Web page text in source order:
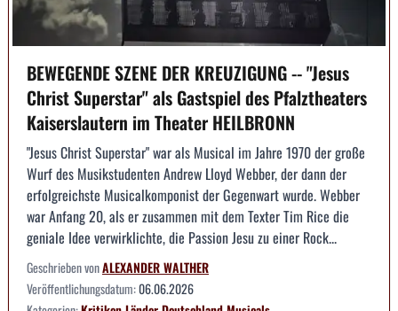
BEWEGENDE SZENE DER KREUZIGUNG -- "Jesus
Christ Superstar" als Gastspiel des Pfalztheaters
Kaiserslautern im Theater HEILBRONN
"Jesus Christ Superstar" war als Musical im Jahre 1970 der große
Wurf des Musikstudenten Andrew Lloyd Webber, der dann der
erfolgreichste Musicalkomponist der Gegenwart wurde. Webber
war Anfang 20, als er zusammen mit dem Texter Tim Rice die
geniale Idee verwirklichte, die Passion Jesu zu einer Rock...
Geschrieben vonALEXANDER WALTHER
Veröffentlichungsdatum:06.06.2026